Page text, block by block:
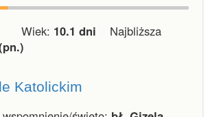
Wiek: 10.1 dni Najbliższa
Katolickim